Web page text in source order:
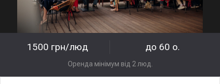
1500 грн/люд до 60 о.
Оренда мінімум від 2 люд.